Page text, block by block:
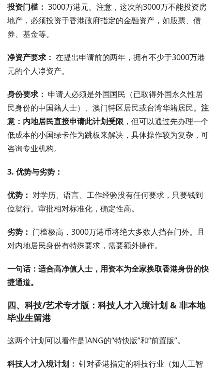
投资门槛： 3000万港元。注意，这次的3000万不能投资房
地产，必须投资于香港政府指定的金融资产，如股票、债
券、基金等。
净资产要求： 在提出申请前的两年，拥有不少于3000万港
元的个人净资产。
身份要求： 申请人必须是外国国民（已取得外国永久性居
民身份的中国籍人士）、澳门特区居民或台湾华籍居民。 注
意：内地居民直接申请此计划受限 ，但可以通过先办理一个
低成本的小国绿卡作为跳板来解决，具体操作较为复杂，可
咨询专业机构。
3. 优势与劣势：
优势： 对学历、语言、工作经验没有任何要求，只要钱到
位就行。审批相对标准化，确定性高。
劣势： 门槛极高，3000万港币将绝大多数人挡在门外。且
对内地居民身份有特殊要求，需要额外操作。
一句话：适合高净值人士，用资本为全家换取香港身份的快
捷通道。
四、科技/艺术专才版：科技人才入境计划 & 非本地
毕业生留港
这两个计划可以看作是IANG的“特快版”和“前置版”。
科技人才入境计划： 针对香港指定的科技行业（如人工智